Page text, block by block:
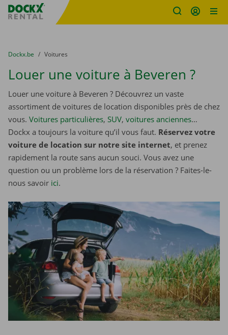
sitename
You are here:
du
Dockx.be to
Voitures
Louer une voiture à Beveren ?
Louer une voiture à Beveren ? Découvrez un vaste
assortiment de voitures de location disponibles près de chez
vous. Voitures particulières, SUV, voitures anciennes…
Dockx a toujours la voiture qu’il vous faut. Réservez votre
voiture de location sur notre site internet, et prenez
rapidement la route sans aucun souci. Vous avez une
question ou un problème lors de la réservation ? Faites-le-
nous savoir ici.